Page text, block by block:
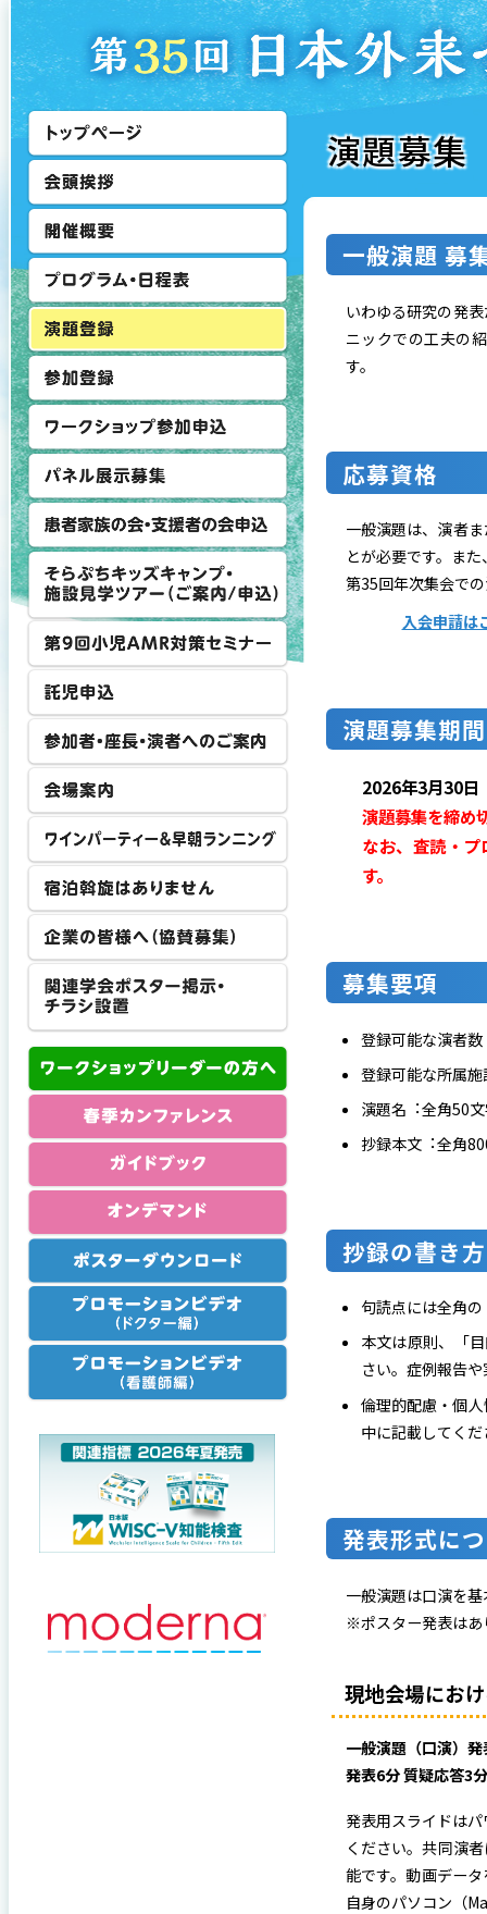
演題募集
⼀般演題 募
いわゆる研究の発
ニックでの工夫の
す。
応募資格
⼀般演題は、演者
とが必要です。ま
第35回年次集会で
入会申請は
演題募集期間
2026年3⽉30⽇
演題募集を締め
なお、査読・
す。
募集要項
登録可能な演者
登録可能な所属
演題名︓全⾓50
抄録本⽂︓全⾓
抄録の書き⽅
句読点には全⾓
本⽂は原則、「
さい。症例報告
倫理的配慮・個
中に記載してく
発表形式に
一般演題は口演を
※ポスター発表はあ
現地会場にお
一般演題（口演）
発表6分 質疑応答3
発表⽤スライドは
ください。共同演
能です。動画デー
自身のパソコン（